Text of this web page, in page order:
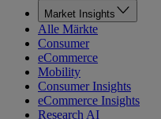
Market Insights
Alle Märkte
Consumer
eCommerce
Mobility
Consumer Insights
eCommerce Insights
Research AI